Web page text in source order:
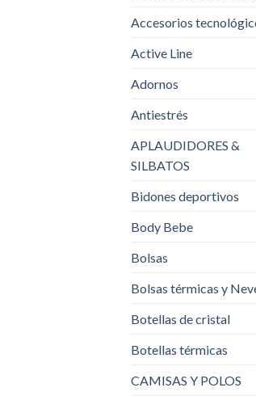
Accesorios
Active Line
Adornos
Antiestrés
APLAUDIDORES &
SILBATOS
Bidones deportivos
Body Bebe
Bolsas
Bolsas térmicas y
Botellas de cristal
Botellas térmicas
CAMISAS Y POLOS